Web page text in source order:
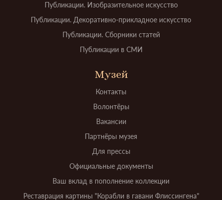
Публикации. Изобразительное искусство
Публикации. Декоративно-прикладное искусство
Публикации. Сборники статей
Публикации в СМИ
Музей
Контакты
Волонтёры
Вакансии
Партнёры музея
Для прессы
Официальные документы
Ваш вклад в пополнение коллекции
Реставрация картины "Корабли в гавани Флиссингена"